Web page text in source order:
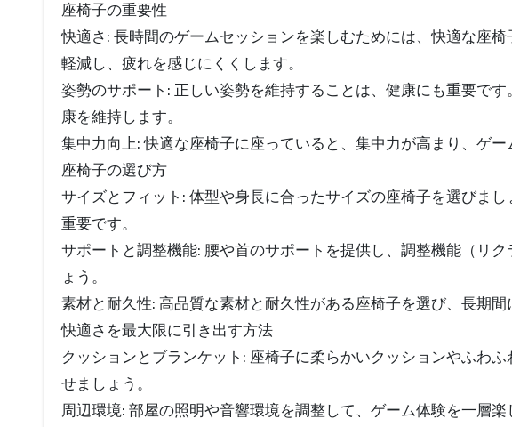
座椅子の重要性
快適さ: 長時間のゲームセッションを楽しむためには、快適な座
軽減し、疲れを感じにくくします。
姿勢のサポート: 正しい姿勢を維持することは、健康にも重要で
康を維持します。
集中力向上: 快適な座椅子に座っていると、集中力が高まり、ゲー
座椅子の選び方
サイズとフィット: 体型や身長に合ったサイズの座椅子を選びま
重要です。
サポートと調整機能: 腰や首のサポートを提供し、調整機能（リ
ょう。
素材と耐久性: 高品質な素材と耐久性がある座椅子を選び、長期間
快適さを最大限に引き出す方法
クッションとブランケット: 座椅子に柔らかいクッションやふわ
せましょう。
周辺環境: 部屋の照明や音響環境を調整して、ゲーム体験を一層楽